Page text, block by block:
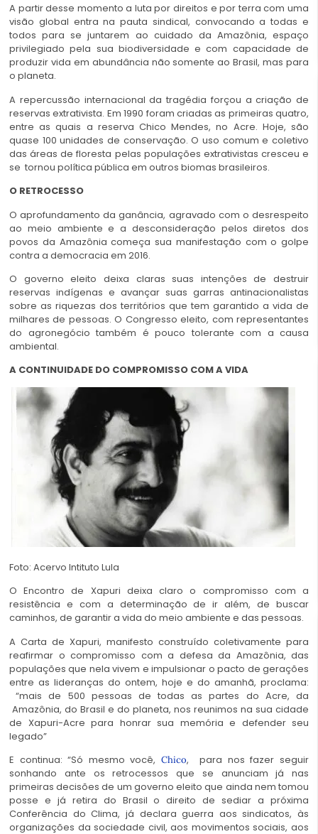
A partir desse momento a luta por direitos e por terra com uma
visão global entra na pauta sindical, convocando a todas e
todos para se juntarem ao cuidado da Amazônia, espaço
privilegiado pela sua biodiversidade e com capacidade de
produzir vida em abundância não somente ao Brasil, mas para
o planeta.
A repercussão internacional da tragédia forçou a criação de
reservas extrativista. Em 1990 foram criadas as primeiras quatro,
entre as quais a reserva Chico Mendes, no Acre. Hoje, são
quase 100 unidades de conservação. O uso comum e coletivo
das áreas de floresta pelas populações extrativistas cresceu e
se tornou política pública em outros biomas brasileiros.
O RETROCESSO
O aprofundamento da ganância, agravado com o desrespeito
ao meio ambiente e a desconsideração pelos diretos dos
povos da Amazônia começa sua manifestação com o golpe
contra a democracia em 2016.
O governo eleito deixa claras suas intenções de destruir
reservas indígenas e avançar suas garras antinacionalistas
sobre as riquezas dos territórios que tem garantido a vida de
milhares de pessoas. O Congresso eleito, com representantes
do agronegócio também é pouco tolerante com a causa
ambiental.
A CONTINUIDADE DO COMPROMISSO COM A VIDA
Foto: Acervo Intituto Lula
O Encontro de Xapuri deixa claro o compromisso com a
resistência e com a determinação de ir além, de buscar
caminhos, de garantir a vida do meio ambiente e das pessoas.
A Carta de Xapuri, manifesto construído coletivamente para
reafirmar o compromisso com a defesa da Amazônia, das
populações que nela vivem e impulsionar o pacto de gerações
entre as lideranças do ontem, hoje e do amanhã, proclama:
“mais de 500 pessoas de todas as partes do Acre, da
Amazônia, do Brasil e do planeta, nos reunimos na sua cidade
de Xapuri-Acre para honrar sua memória e defender seu
legado”
E continua: “Só mesmo você, Chico, para nos fazer seguir
sonhando ante os retrocessos que se anunciam já nas
primeiras decisões de um governo eleito que ainda nem tomou
posse e já retira do Brasil o direito de sediar a próxima
Conferência do Clima, já declara guerra aos sindicatos, às
organizações da sociedade civil, aos movimentos sociais, aos